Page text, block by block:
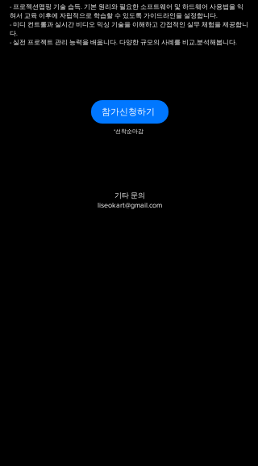
- 프로젝션맵핑 기술 습득. 기본 원리와 필요한 소프트웨어 및 하드웨어 사용법을 익
혀서 교육 이후에 자립적으로 학습할 수 있도록 가이드라인을 설정합니다.
​​​​- 미디 컨트롤과 실시간 비디오 믹싱 기술을 이해하고 간접적인 실무 체험을 제공합니
다.
​​​- 실전 프로젝트 관리 능력을 배웁니다. 다양한 규모의 사례를 비교,분석해봅니다.
참가신청하기
*선착순마감
기타 문의
liseokart@gmail.com